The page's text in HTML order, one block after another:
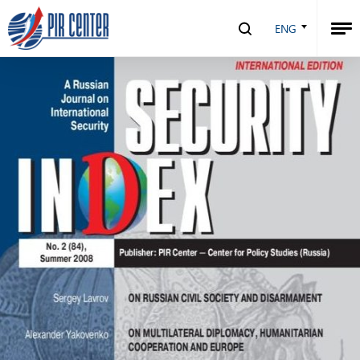
ENG
Security Index №2 (84), 2008